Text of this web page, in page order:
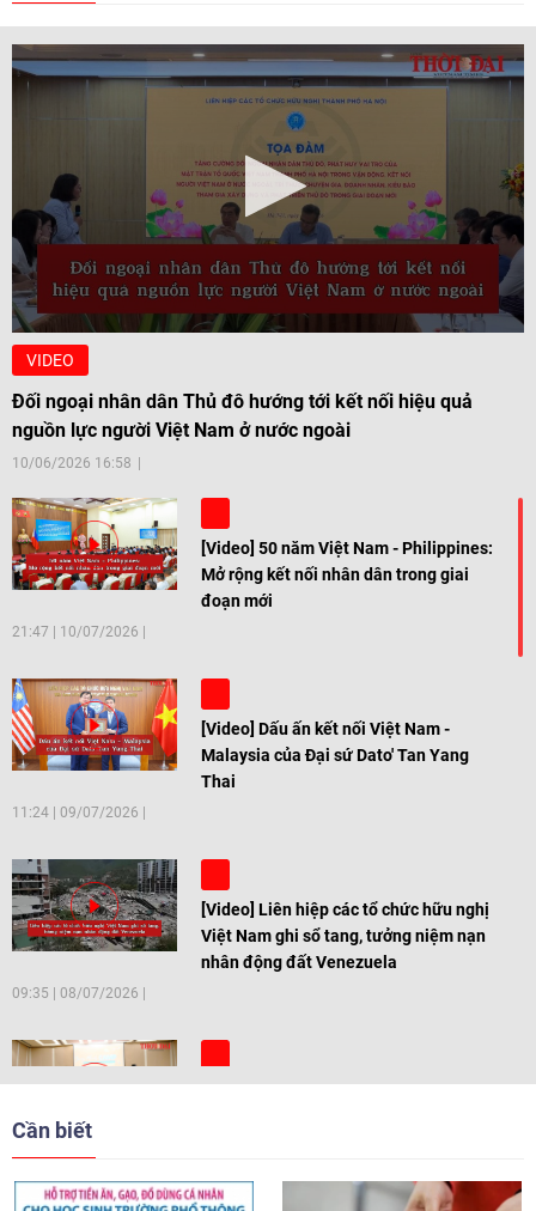
VIDEO
Đối ngoại nhân dân Thủ đô hướng tới kết nối hiệu quả
nguồn lực người Việt Nam ở nước ngoài
10/06/2026 16:58
[Video] 50 năm Việt Nam - Philippines:
Mở rộng kết nối nhân dân trong giai
đoạn mới
21:47 | 10/07/2026
[Video] Dấu ấn kết nối Việt Nam -
Malaysia của Đại sứ Dato' Tan Yang
Thai
11:24 | 09/07/2026
[Video] Liên hiệp các tổ chức hữu nghị
Việt Nam ghi sổ tang, tưởng niệm nạn
nhân động đất Venezuela
09:35 | 08/07/2026
[Video] Trẻ em Đông Á cùng kiến tạo
Cần biết